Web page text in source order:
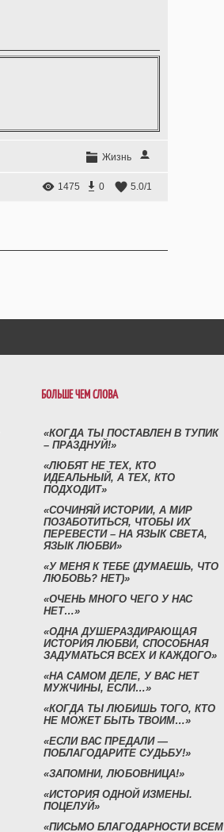
Жизнь
1475 0 5.0/1
БОЛЬШЕ ЧЕМ СЛОВА
«КОГДА ТЫ ПОСТАВЛЕН В ТУПИК
– ПРАЗДНУЙ!»
«ЛЮБЯТ НЕ ТЕХ, КТО
ИДЕАЛЬНЫЙ, А ТЕХ, КТО
ПОДХОДИТ»
«СОЧИНЯЙ ИСТОРИИ, А МИР
ПОЗАБОТИТЬСЯ, ЧТОБЫ ИХ
ПЕРЕВЕСТИ – НА ЯЗЫК СВЕТА,
ЯЗЫК ЛЮБВИ»
«У МЕНЯ К ТЕБЕ (ДУМАЕШЬ, ЧТО
ЛЮБОВЬ? НЕТ)»
«ОЧЕНЬ МНОГО ЧЕГО У НАС
НЕТ…»
«ОДНА ДУШЕРАЗДИРАЮЩАЯ
ИСТОРИЯ ЛЮБВИ, СПОСОБНАЯ
ЗАДУМАТЬСЯ ВСЕХ И КАЖДОГО»
«НА САМОМ ДЕЛЕ, У ВАС НЕТ
МУЖЧИНЫ, ЕСЛИ…»
«КОГДА ТЫ ЛЮБИШЬ ТОГО, КТО
НЕ МОЖЕТ БЫТЬ ТВОИМ…»
«ЕСЛИ ВАС ПРЕДАЛИ —
ПОБЛАГОДАРИТЕ СУДЬБУ!»
«ЗАПОМНИ, ЛЮБОВНИЦА!»
«ИСТОРИЯ ОДНОЙ ИЗМЕНЫ.
ПОЦЕЛУЙ»
«ПИСЬМО БЛАГОДАРНОСТИ ВСЕМ